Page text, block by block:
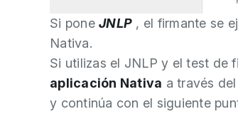
Si pone JNLP , el firmante se
Nativa.
Si utilizas el JNLP y el test de
aplicación Nativa a través
y continúa con el siguiente